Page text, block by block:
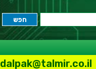
dalpak@talmir.co.il